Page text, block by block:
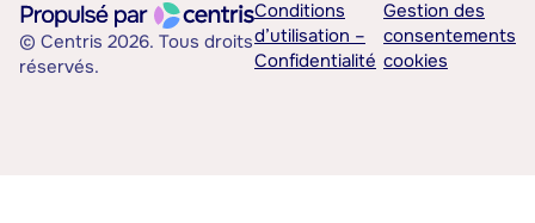
© Centris 2026. Tous droits
réservés.
Conditions
d’utilisation –
Confidentialité
Gestion des
consentements
cookies